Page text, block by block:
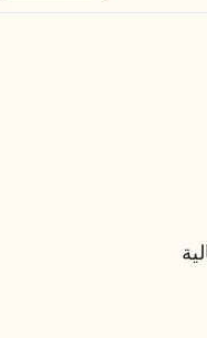
الإيطالية